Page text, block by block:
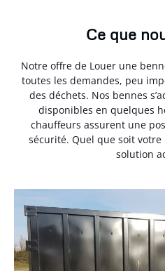
Ce que
Notre offre de Louer une
toutes les demandes, peu
des déchets. Nos bennes
disponibles en quelques
chauffeurs assurent une
sécurité. Quel que soit
solution